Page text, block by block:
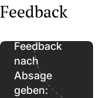
Recruiter.
Feedback
Feedback
nach
Absage
geben: